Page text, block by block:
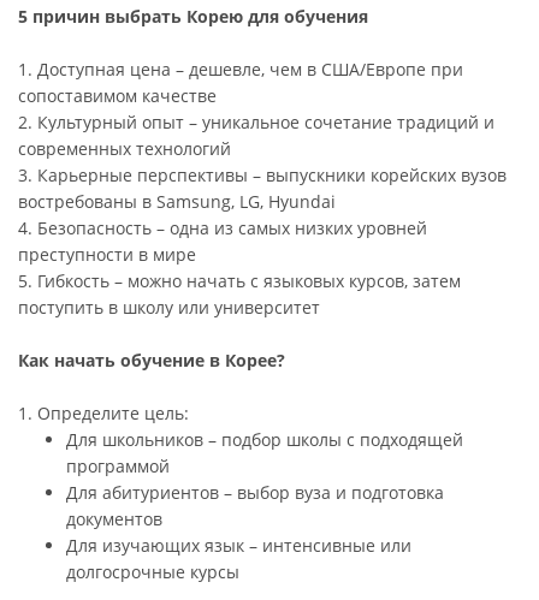
5 причин выбрать Корею для обучения
1. Доступная цена – дешевле, чем в США/Европе при
сопоставимом качестве
2. Культурный опыт – уникальное сочетание традиций и
современных технологий
3. Карьерные перспективы – выпускники корейских вузов
востребованы в Samsung, LG, Hyundai
4. Безопасность – одна из самых низких уровней
преступности в мире
5. Гибкость – можно начать с языковых курсов, затем
поступить в школу или университет
Как начать обучение в Корее?
1. Определите цель:
Для школьников – подбор школы с подходящей
программой
Для абитуриентов – выбор вуза и подготовка
документов
Для изучающих язык – интенсивные или
долгосрочные курсы